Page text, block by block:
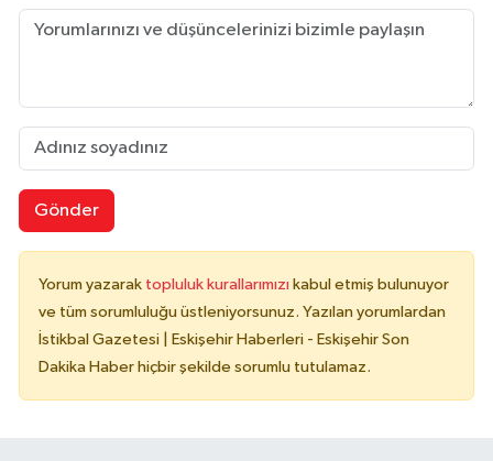
Gönder
Yorum yazarak topluluk kurallarımızı kabul etmiş bulunuyor
ve tüm sorumluluğu üstleniyorsunuz. Yazılan yorumlardan
İstikbal Gazetesi | Eskişehir Haberleri - Eskişehir Son
Dakika Haber hiçbir şekilde sorumlu tutulamaz.